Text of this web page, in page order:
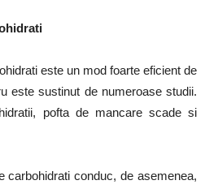
este un mod foarte eficient de
este sustinut de numeroase studii.
pofta de mancare scade si
carbohidrati conduc, de asemenea,